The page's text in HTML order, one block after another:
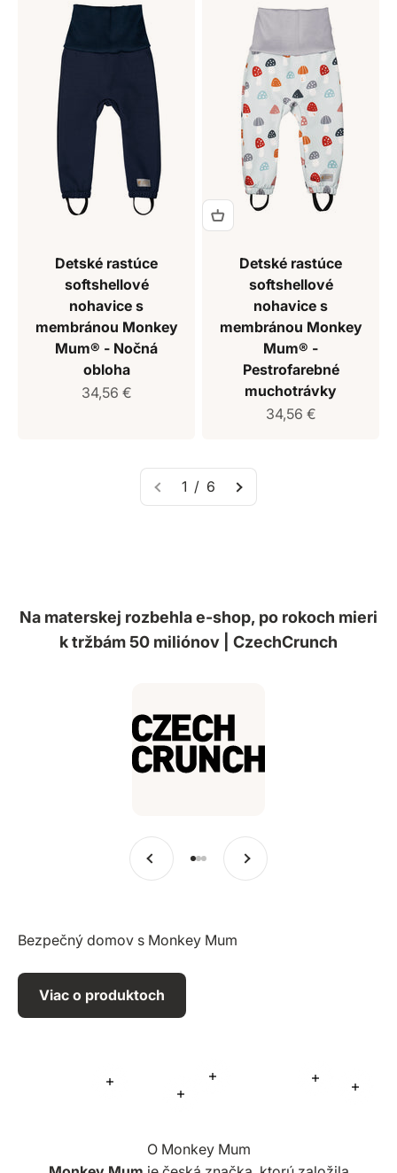
Detské rastúce
softshellové
nohavice s
membránou Monkey
Mum® - Nočná
obloha
Predajná cena
34,56 €
Detské rastúce
softshellové
nohavice s
membránou Monkey
Mum® -
Pestrofarebné
muchotrávky
Predajná cena
34,56 €
1 / 6
Na materskej rozbehla e-shop, po rokoch mieri
k tržbám 50 miliónov | CzechCrunch
Predchádzajúce
Prejsť na položku 1
Prejsť na položku 2
Prejsť na položku 3
Ďalšie
Bezpečný domov s Monkey Mum
Viac o produktoch
Viac
Viac informácií
O Monkey Mum